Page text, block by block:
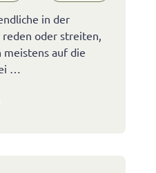
in der
oder streiten,
meistens auf die
…